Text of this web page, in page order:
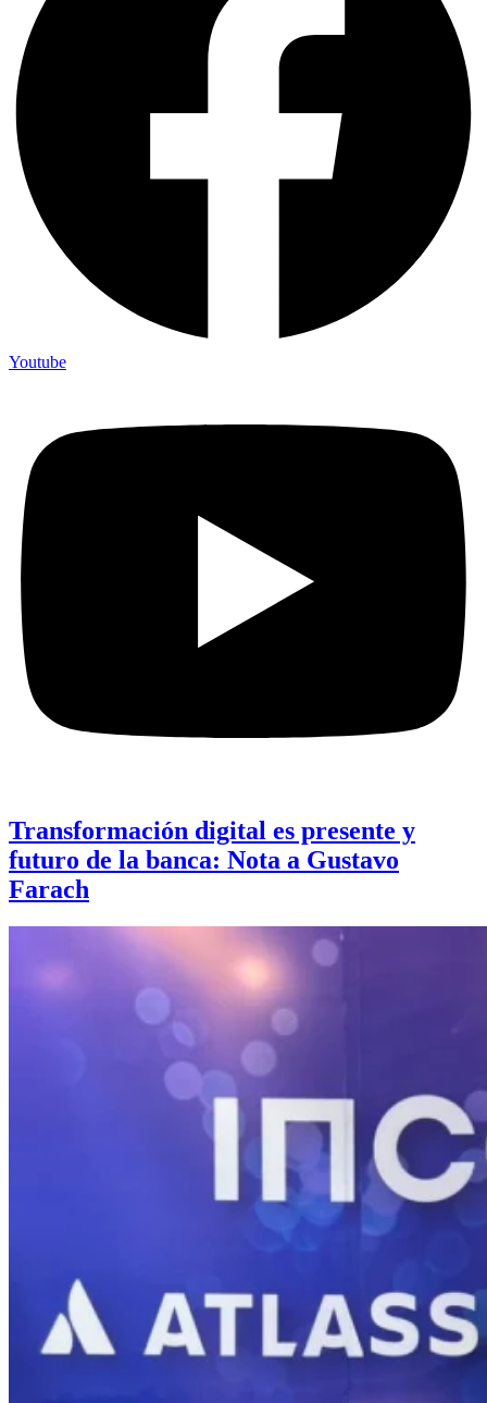
Youtube
Transformación digital es presente y
futuro de la banca: Nota a Gustavo
Farach